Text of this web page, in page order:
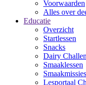
Voorwaarden
Alles over
Educatie
Overzicht
Startlessen
Snacks
Dairy
Smaaklessen
Smaakmissies
Lesportaal